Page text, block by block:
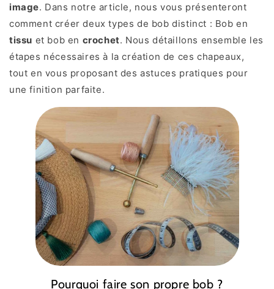
image. Dans notre article, nous vous présenteront
comment créer deux types de bob distinct : Bob en
tissu et bob en crochet. Nous détaillons ensemble les
étapes nécessaires à la création de ces chapeaux,
tout en vous proposant des astuces pratiques pour
une finition parfaite.
Pourquoi faire son propre bob ?